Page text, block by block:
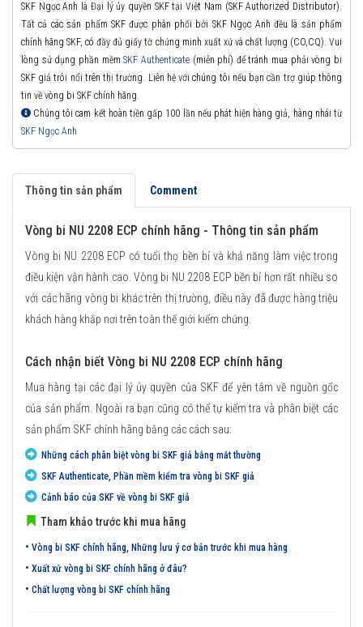
SKF Ngọc Anh là Đại lý ủy quyền SKF tại Việt Nam (SKF Authorized Distributor).
Tất cả các sản phẩm SKF được phân phối bởi SKF Ngọc Anh đều là sản phẩm
chính hãng SKF, có đầy đủ giấy tờ chứng minh xuất xứ và chất lượng (CO,CQ). Vui
lòng sử dụng phần mềmSKF Authenticate(miễn phí) để tránh mua phải vòng bi
SKF giả trôi nổi trên thị trường. Liên hệ với chúng tôi nếu bạn cần trợ giúp thông
tin về vòng bi SKF chính hãng.
Chúng tôi cam kết hoàn tiền gấp 100 lần nếu phát hiện hàng giả, hàng nhái từ
SKF Ngọc Anh
Thông tin sản phẩm Comment
Vòng bi NU 2208 ECP chính hãng - Thông tin sản phẩm
Vòng bi NU 2208 ECP có tuổi thọ bền bỉ và khả năng làm việc trong
điều kiện vận hành cao. Vòng bi NU 2208 ECP bền bỉ hơn rất nhiều so
với các hãng vòng bi khác trên thị trường, điều này đã được hàng triệu
khách hàng khắp nơi trên toàn thế giới kiểm chứng.
Cách nhận biết Vòng bi NU 2208 ECP chính hãng
Mua hàng tại các đại lý ủy quyền của SKF để yên tâm về nguồn gốc
của sản phẩm. Ngoài ra bạn cũng có thể tự kiểm tra và phân biệt các
sản phẩm SKF chính hãng bằng các cách sau:
Những cách phân biệt vòng bi SKF giả bằng mắt thường
SKF Authenticate, Phần mềm kiểm tra vòng bi SKF giả
Cảnh báo của SKF về vòng bi SKF giả
Tham khảo trước khi mua hãng
• Vòng bi SKF chính hãng, Những lưu ý cơ bản trước khi mua hàng
• Xuất xứ vòng bi SKF chính hãng ở đâu?
• Chất lượng vòng bi SKF chính hãng